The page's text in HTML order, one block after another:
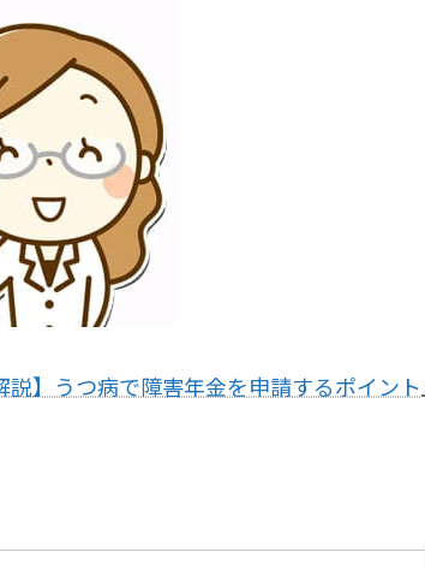
説】うつ病で障害年金を申請するポイント